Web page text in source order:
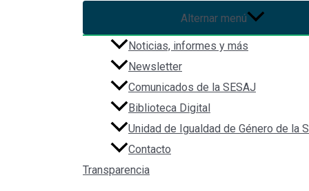
Alternar menú
Noticias, informes y más
Newsletter
Comunicados de la SESAJ
Biblioteca Digital
Unidad de Igualdad de Género de la
Contacto
Transparencia
Ley